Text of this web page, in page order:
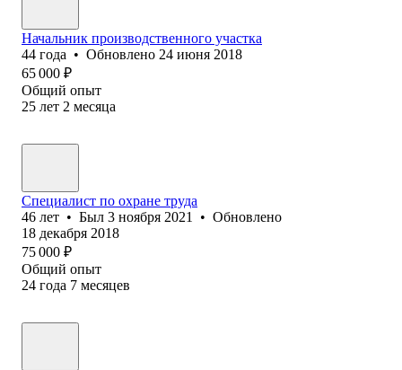
Начальник производственного участка
44 года • Обновлено 24 июня 2018
65 000 ₽
Общий опыт
25 лет 2 месяца
Специалист по охране труда
46 лет • Был 3 ноября 2021 • Обновлено
18 декабря 2018
75 000 ₽
Общий опыт
24 года 7 месяцев